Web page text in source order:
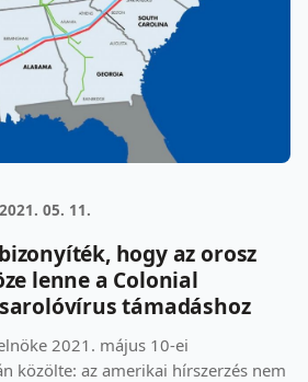
2021. 05. 11.
hogy az orosz
lenne a Colonial
támadáshoz
2021. május 10-ei
közölte: az amerikai hírszerzés nem